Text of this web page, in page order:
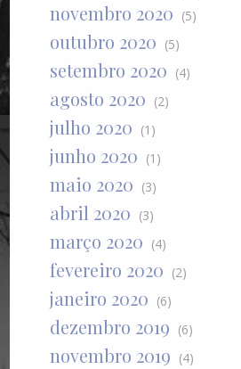
novembro 2020 (5)
outubro 2020 (5)
setembro 2020 (4)
agosto 2020 (2)
julho 2020 (1)
junho 2020 (1)
maio 2020 (3)
abril 2020 (3)
março 2020 (4)
fevereiro 2020 (2)
janeiro 2020 (6)
dezembro 2019 (6)
novembro 2019 (4)